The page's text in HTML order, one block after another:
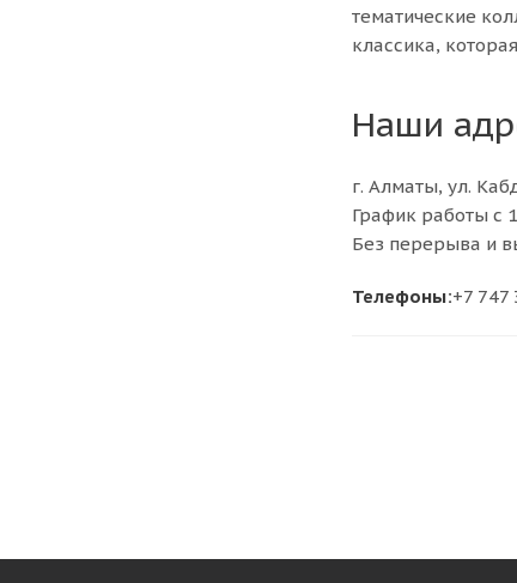
тематические
классика,
Наши
г. Алматы, ул.
График работы с
Без перерыва и
Телефоны:+7 747